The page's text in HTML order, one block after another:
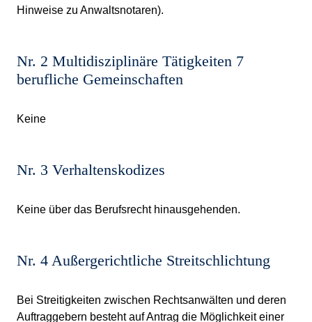
Hinweise zu Anwaltsnotaren).
Nr. 2 Multidisziplinäre Tätigkeiten 7
berufliche Gemeinschaften
Keine
Nr. 3 Verhaltenskodizes
Keine über das Berufsrecht hinausgehenden.
Nr. 4 Außergerichtliche Streitschlichtung
Bei Streitigkeiten zwischen Rechtsanwälten und deren
Auftraggebern besteht auf Antrag die Möglichkeit einer